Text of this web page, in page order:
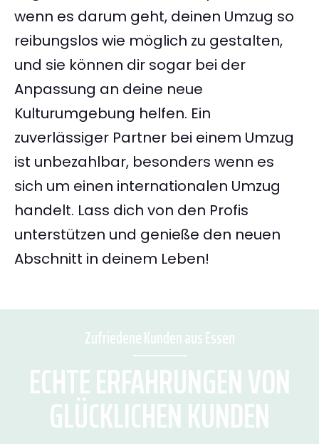
wenn es darum geht, deinen Umzug so
reibungslos wie möglich zu gestalten,
und sie können dir sogar bei der
Anpassung an deine neue
Kulturumgebung helfen. Ein
zuverlässiger Partner bei einem Umzug
ist unbezahlbar, besonders wenn es
sich um einen internationalen Umzug
handelt. Lass dich von den Profis
unterstützen und genieße den neuen
Abschnitt in deinem Leben!
Zufriedene Kunden aus Essen
ECHTE ERFAHRUNGEN VON
GLÜCKLICHEN KUNDEN